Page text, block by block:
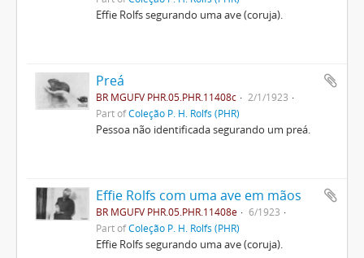
Effie Rolfs segurando uma ave (coruja).
Preá
BR MGUFV PHR.05.PHR.11408c
2/1/1923
Part ofColeção P. H. Rolfs (PHR)
Pessoa não identificada segurando um preá.
Effie Rolfs com uma ave em mãos
BR MGUFV PHR.05.PHR.11408e
6/1923
Part ofColeção P. H. Rolfs (PHR)
Effie Rolfs segurando uma ave (coruja).